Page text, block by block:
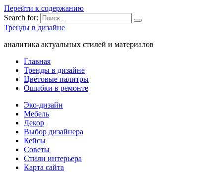
Перейти к содержанию
Search for:
Тренды в дизайне
аналитика актуальных стилей и материалов
Главная
Тренды в дизайне
Цветовые палитры
Ошибки в ремонте
Эко-дизайн
Мебель
Декор
Выбор дизайнера
Кейсы
Советы
Стили интерьера
Карта сайта